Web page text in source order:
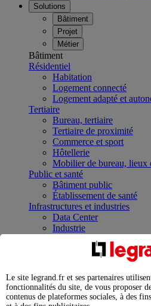
Solutions
Bâtiment
Projet
Métier
Bâtiment
Résidentiel
Habitation
Logement connecté
Logement adapté et
Tertiaire
Bureau, tertiaire
Tertiaire de proximité
Commerce et sport
Hôtellerie
Mobilier de bureau, lieux
Public et santé
Bâtiment public
Établissement de santé
Infrastructures et industries
Data Center
Industrie
Infrastructures
Contrôler et planifier le
Répartir et optimiser son
Legrand Data Center
expertises au service de
Le site legrand.fr et ses partenaires
fonctionnalités du site, de vous proposer
contenus de plateformes sociales, à des